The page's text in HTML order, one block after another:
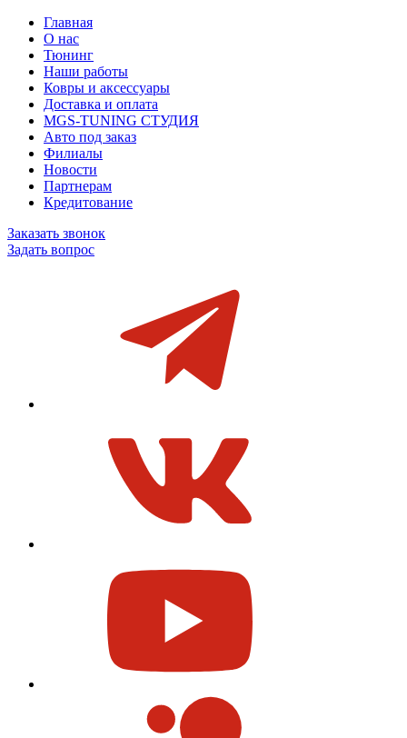
Главная
О нас
Тюнинг
Наши работы
Ковры и аксессуары
Доставка и оплата
MGS-TUNING СТУДИЯ
Авто под заказ
Филиалы
Новости
Партнерам
Кредитование
Заказать звонок
Задать вопрос